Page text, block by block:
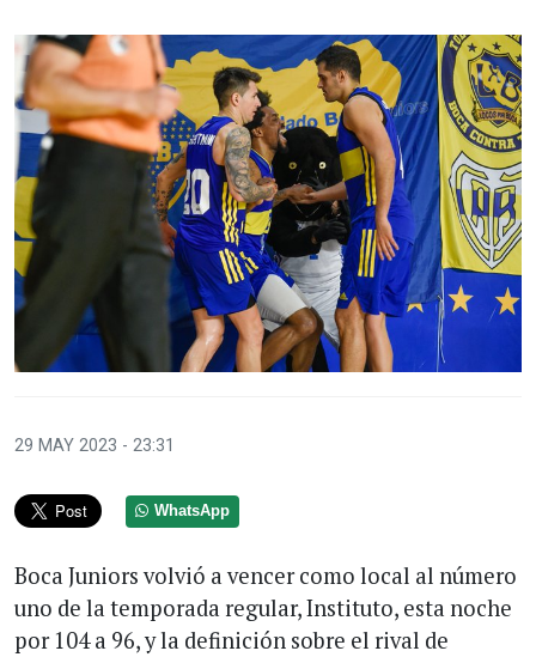
29 MAY 2023 - 23:31
WhatsApp
Boca Juniors volvió a vencer como local al número
uno de la temporada regular, Instituto, esta noche
por 104 a 96, y la definición sobre el rival de